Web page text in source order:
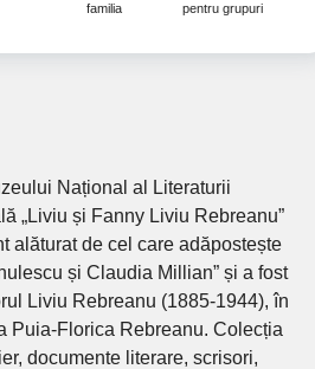
familia
pentru grupuri
Național al Literaturii
„Liviu și Fanny Liviu Rebreanu”
alăturat de cel care adăpostește
și Claudia Millian” și a fost
Liviu Rebreanu (1885-1944), în
Puia-Florica Rebreanu. Colecția
documente literare, scrisori,